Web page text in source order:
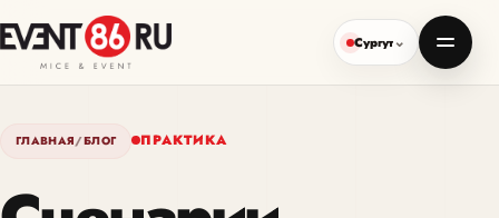
Сургут
ГЛАВНАЯ/БЛОГ ПРАКТИКА